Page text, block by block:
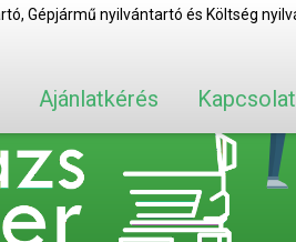
Ajánlatkérés Kapcsolat